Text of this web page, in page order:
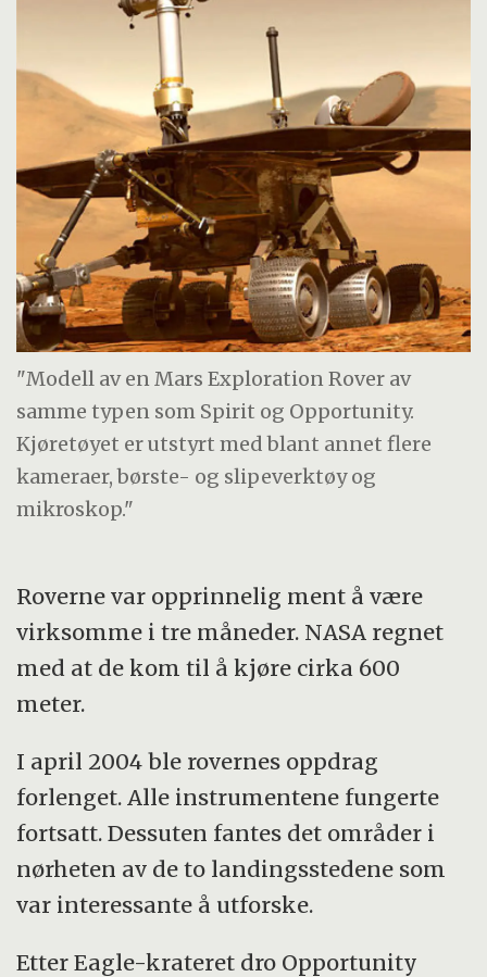
"Modell av en Mars Exploration Rover av
samme typen som Spirit og Opportunity.
Kjøretøyet er utstyrt med blant annet flere
kameraer, børste- og slipeverktøy og
mikroskop."
Roverne var opprinnelig ment å være
virksomme i tre måneder. NASA regnet
med at de kom til å kjøre cirka 600
meter.
I april 2004 ble rovernes oppdrag
forlenget. Alle instrumentene fungerte
fortsatt. Dessuten fantes det områder i
nørheten av de to landingsstedene som
var interessante å utforske.
Etter Eagle-krateret dro Opportunity